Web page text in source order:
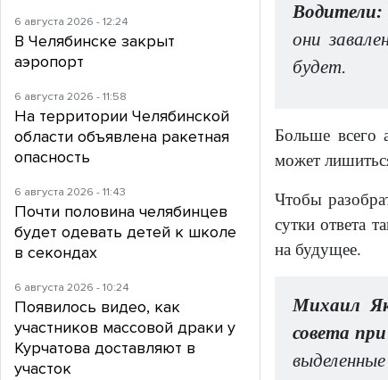
Водители:
они
будет.
Больше всего
может
Чтобы
сутки ответа
на будущее.
Михаил
совета
6 августа 2026 - 12:24
В Челябинске закрыт
аэропорт
6 августа 2026 - 11:58
На территории Челябинской
области объявлена ракетная
опасность
6 августа 2026 - 11:43
Почти половина челябинцев
будет одевать детей к школе
в секондах
6 августа 2026 - 10:24
Появилось видео, как
участников массовой драки у
Курчатова доставляют в
участок